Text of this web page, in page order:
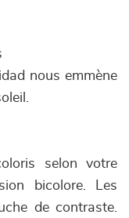
nous emmène
selon votre
bicolore. Les
de contraste.